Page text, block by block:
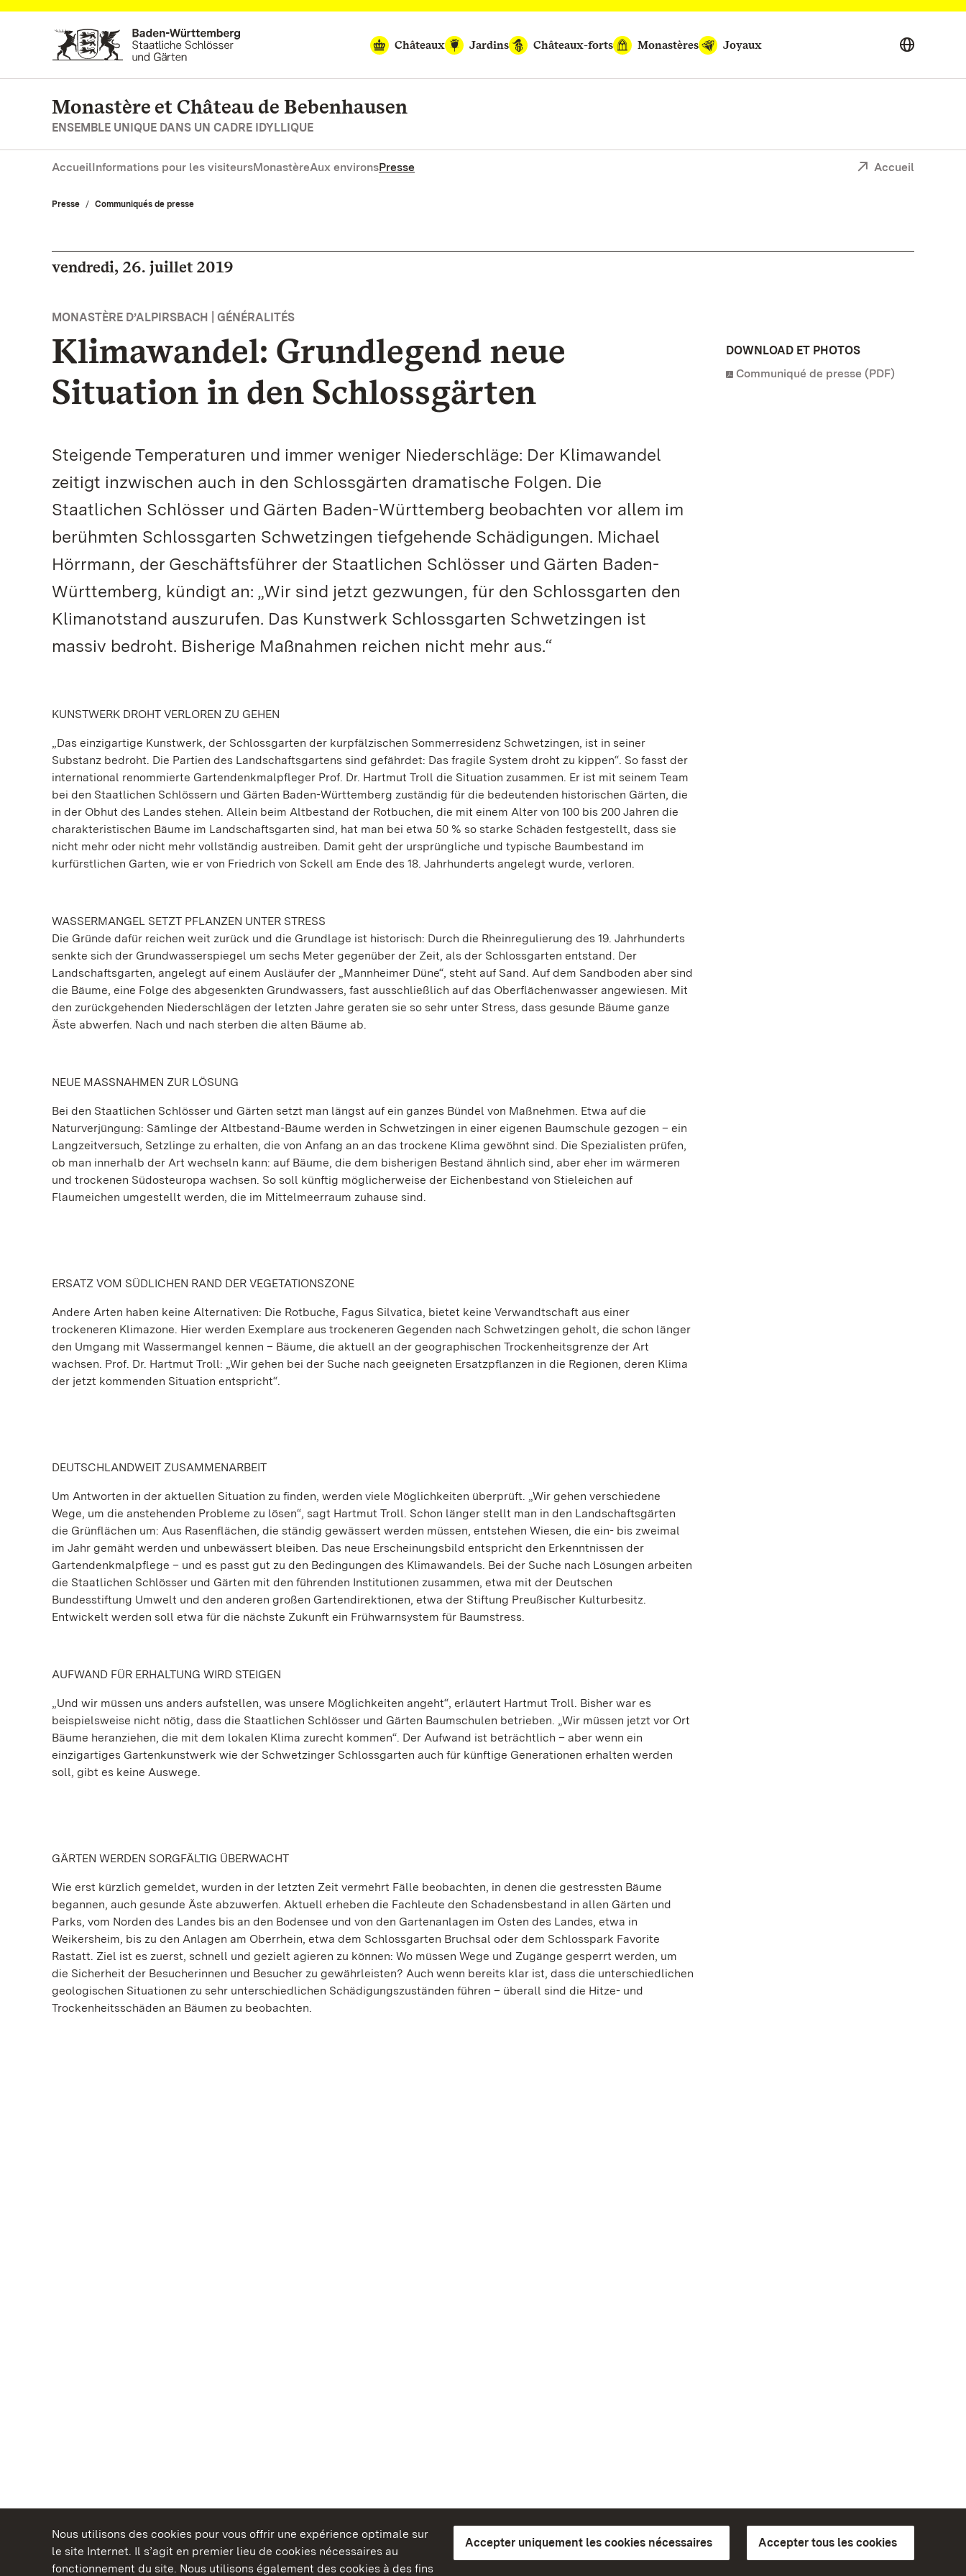
Nous utilisons des cookies pour vous offrir une expérience optimale sur
le site Internet. Il s’agit en premier lieu de cookies nécessaires au
fonctionnement du site. Nous utilisons également des cookies à des fins
Accepter uniquement les cookies nécessaires Accepter tous les cookies
Vers la page d’accueil
Châteaux
Jardins Châteaux-forts Monastères Joyaux
Monastère et Château de Bebenhausen
ENSEMBLE UNIQUE DANS UN CADRE IDYLLIQUE
AccueilInformations pour les visiteursMonastèreAux environsPresse Accueil
Presse Communiqués de presse
vendredi, 26. juillet 2019
MONASTÈRE D’ALPIRSBACH | GÉNÉRALITÉS
Klimawandel: Grundlegend neue
Situation in den Schlossgärten
Steigende Temperaturen und immer weniger Niederschläge: Der Klimawandel
zeitigt inzwischen auch in den Schlossgärten dramatische Folgen. Die
Staatlichen Schlösser und Gärten Baden-Württemberg beobachten vor allem im
berühmten Schlossgarten Schwetzingen tiefgehende Schädigungen. Michael
Hörrmann, der Geschäftsführer der Staatlichen Schlösser und Gärten Baden-
Württemberg, kündigt an: „Wir sind jetzt gezwungen, für den Schlossgarten den
Klimanotstand auszurufen. Das Kunstwerk Schlossgarten Schwetzingen ist
massiv bedroht. Bisherige Maßnahmen reichen nicht mehr aus.“
KUNSTWERK DROHT VERLOREN ZU GEHEN
„Das einzigartige Kunstwerk, der Schlossgarten der kurpfälzischen Sommerresidenz Schwetzingen, ist in seiner
Substanz bedroht. Die Partien des Landschaftsgartens sind gefährdet: Das fragile System droht zu kippen“. So fasst der
international renommierte Gartendenkmalpfleger Prof. Dr. Hartmut Troll die Situation zusammen. Er ist mit seinem Team
bei den Staatlichen Schlössern und Gärten Baden-Württemberg zuständig für die bedeutenden historischen Gärten, die
in der Obhut des Landes stehen. Allein beim Altbestand der Rotbuchen, die mit einem Alter von 100 bis 200 Jahren die
charakteristischen Bäume im Landschaftsgarten sind, hat man bei etwa 50 % so starke Schäden festgestellt, dass sie
nicht mehr oder nicht mehr vollständig austreiben. Damit geht der ursprüngliche und typische Baumbestand im
kurfürstlichen Garten, wie er von Friedrich von Sckell am Ende des 18. Jahrhunderts angelegt wurde, verloren.
WASSERMANGEL SETZT PFLANZEN UNTER STRESS
Die Gründe dafür reichen weit zurück und die Grundlage ist historisch: Durch die Rheinregulierung des 19. Jahrhunderts
senkte sich der Grundwasserspiegel um sechs Meter gegenüber der Zeit, als der Schlossgarten entstand. Der
Landschaftsgarten, angelegt auf einem Ausläufer der „Mannheimer Düne“, steht auf Sand. Auf dem Sandboden aber sind
die Bäume, eine Folge des abgesenkten Grundwassers, fast ausschließlich auf das Oberflächenwasser angewiesen. Mit
den zurückgehenden Niederschlägen der letzten Jahre geraten sie so sehr unter Stress, dass gesunde Bäume ganze
Äste abwerfen. Nach und nach sterben die alten Bäume ab.
NEUE MASSNAHMEN ZUR LÖSUNG
Bei den Staatlichen Schlösser und Gärten setzt man längst auf ein ganzes Bündel von Maßnehmen. Etwa auf die
Naturverjüngung: Sämlinge der Altbestand-Bäume werden in Schwetzingen in einer eigenen Baumschule gezogen – ein
Langzeitversuch, Setzlinge zu erhalten, die von Anfang an an das trockene Klima gewöhnt sind. Die Spezialisten prüfen,
ob man innerhalb der Art wechseln kann: auf Bäume, die dem bisherigen Bestand ähnlich sind, aber eher im wärmeren
und trockenen Südosteuropa wachsen. So soll künftig möglicherweise der Eichenbestand von Stieleichen auf
Flaumeichen umgestellt werden, die im Mittelmeerraum zuhause sind.
ERSATZ VOM SÜDLICHEN RAND DER VEGETATIONSZONE
Andere Arten haben keine Alternativen: Die Rotbuche, Fagus Silvatica, bietet keine Verwandtschaft aus einer
trockeneren Klimazone. Hier werden Exemplare aus trockeneren Gegenden nach Schwetzingen geholt, die schon länger
den Umgang mit Wassermangel kennen – Bäume, die aktuell an der geographischen Trockenheitsgrenze der Art
wachsen. Prof. Dr. Hartmut Troll: „Wir gehen bei der Suche nach geeigneten Ersatzpflanzen in die Regionen, deren Klima
der jetzt kommenden Situation entspricht“.
DEUTSCHLANDWEIT ZUSAMMENARBEIT
Um Antworten in der aktuellen Situation zu finden, werden viele Möglichkeiten überprüft. „Wir gehen verschiedene
Wege, um die anstehenden Probleme zu lösen“, sagt Hartmut Troll. Schon länger stellt man in den Landschaftsgärten
die Grünflächen um: Aus Rasenflächen, die ständig gewässert werden müssen, entstehen Wiesen, die ein- bis zweimal
im Jahr gemäht werden und unbewässert bleiben. Das neue Erscheinungsbild entspricht den Erkenntnissen der
Gartendenkmalpflege – und es passt gut zu den Bedingungen des Klimawandels. Bei der Suche nach Lösungen arbeiten
die Staatlichen Schlösser und Gärten mit den führenden Institutionen zusammen, etwa mit der Deutschen
Bundesstiftung Umwelt und den anderen großen Gartendirektionen, etwa der Stiftung Preußischer Kulturbesitz.
Entwickelt werden soll etwa für die nächste Zukunft ein Frühwarnsystem für Baumstress.
AUFWAND FÜR ERHALTUNG WIRD STEIGEN
„Und wir müssen uns anders aufstellen, was unsere Möglichkeiten angeht“, erläutert Hartmut Troll. Bisher war es
beispielsweise nicht nötig, dass die Staatlichen Schlösser und Gärten Baumschulen betrieben. „Wir müssen jetzt vor Ort
Bäume heranziehen, die mit dem lokalen Klima zurecht kommen“. Der Aufwand ist beträchtlich – aber wenn ein
einzigartiges Gartenkunstwerk wie der Schwetzinger Schlossgarten auch für künftige Generationen erhalten werden
soll, gibt es keine Auswege.
GÄRTEN WERDEN SORGFÄLTIG ÜBERWACHT
Wie erst kürzlich gemeldet, wurden in der letzten Zeit vermehrt Fälle beobachten, in denen die gestressten Bäume
begannen, auch gesunde Äste abzuwerfen. Aktuell erheben die Fachleute den Schadensbestand in allen Gärten und
Parks, vom Norden des Landes bis an den Bodensee und von den Gartenanlagen im Osten des Landes, etwa in
Weikersheim, bis zu den Anlagen am Oberrhein, etwa dem Schlossgarten Bruchsal oder dem Schlosspark Favorite
Rastatt. Ziel ist es zuerst, schnell und gezielt agieren zu können: Wo müssen Wege und Zugänge gesperrt werden, um
die Sicherheit der Besucherinnen und Besucher zu gewährleisten? Auch wenn bereits klar ist, dass die unterschiedlichen
geologischen Situationen zu sehr unterschiedlichen Schädigungszuständen führen – überall sind die Hitze- und
Trockenheitsschäden an Bäumen zu beobachten.
DOWNLOAD ET PHOTOS
Communiqué de presse (PDF)